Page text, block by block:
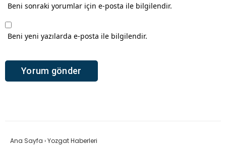
Beni sonraki yorumlar için e-posta ile bilgilendir.
Beni yeni yazılarda e-posta ile bilgilendir.
Ana Sayfa ›Yozgat Haberleri